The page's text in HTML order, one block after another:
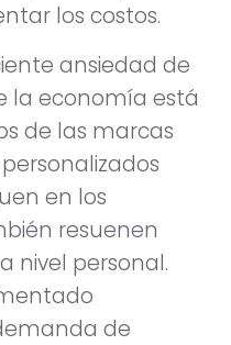
los costos.
ansiedad de
la economía está
de las marcas
en los
resuenen
nivel personal.
de